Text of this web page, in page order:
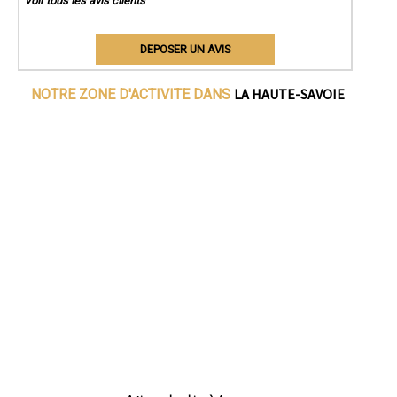
DEPOSER UN AVIS
NOTRE ZONE D'ACTIVITE DANS LA HAUTE-SAVOIE